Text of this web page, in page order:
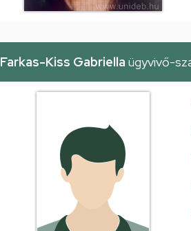
Farkas-Kiss Gabriella ügyvivő-